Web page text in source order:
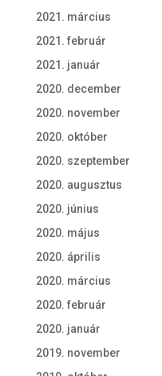
2021. március
2021. február
2021. január
2020. december
2020. november
2020. október
2020. szeptember
2020. augusztus
2020. június
2020. május
2020. április
2020. március
2020. február
2020. január
2019. november